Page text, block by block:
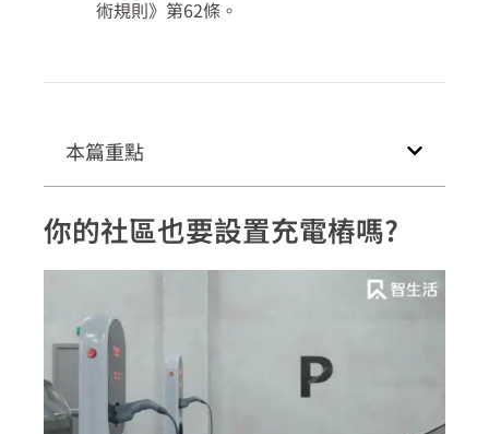
術規則》第62條。
本篇重點
你的社區也要設置充電樁嗎?